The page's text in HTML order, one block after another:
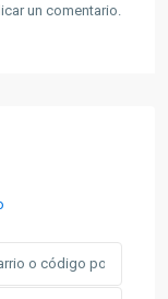
un comentario.